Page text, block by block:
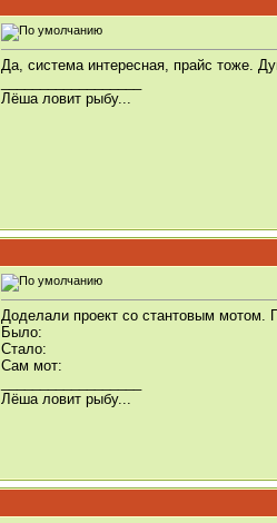
Да, система интересная, прайс тоже.
Лёша ловит рыбу...
Доделали проект со стантовым мотом.
Было:
Стало:
Сам мот:
Лёша ловит рыбу...